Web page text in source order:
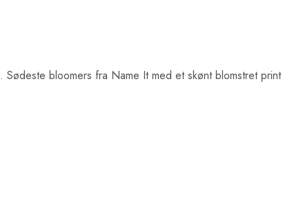
. Sødeste bloomers fra Name It med et skønt blomstret print